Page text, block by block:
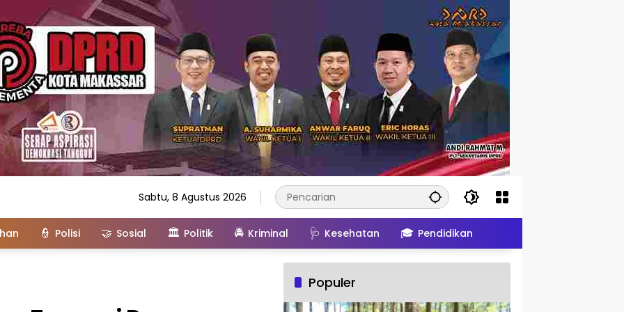
Sabtu, 8 Agustus 2026
👮 Polisi 🤝 Sosial 🏛️ Politik 🚔 Kriminal 🩺 Kesehatan 🎓 Pendidikan
Populer